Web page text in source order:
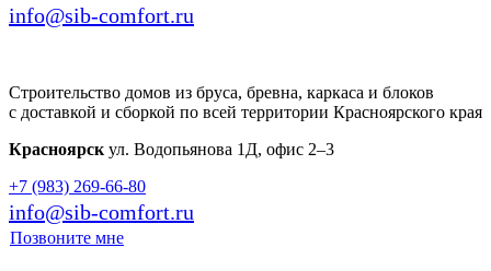
info@sib-comfort.ru
Строительство домов из бруса, бревна, каркаса и блоков
с доставкой и сборкой по всей территории Красноярского края
Красноярск ул. Водопьянова 1Д, офис 2–3
+7 (983) 269-66-80
info@sib-comfort.ru
Позвоните мне